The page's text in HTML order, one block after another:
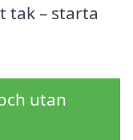
tak – starta
utan